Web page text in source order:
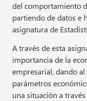
del comportamiento
partiendo de datos e
asignatura de
A través de esta
importancia de la
empresarial, dando
parámetros
una situación a